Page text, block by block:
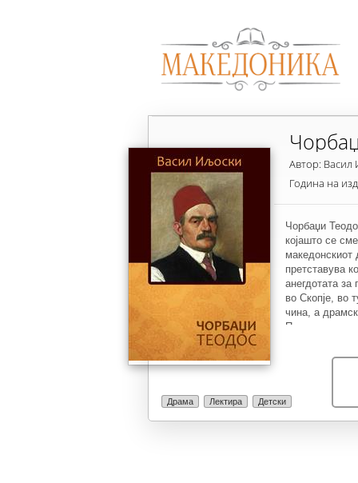
Драма Лектира Детски
Автор: Васил
Година на
Чорбаџи
којашто се
претставува
анегдотата за
во Скопје, во
чина, а
Првиот чин е
Вториот чин
сцена,